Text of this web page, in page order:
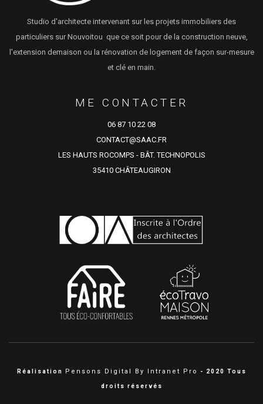
Studio d'architecte intervenant sur les projets immobiliers des
particuliers sur Nouvoitou que ce soit pour de la construction neuve,
l'extension demaison ou la rénovation de logement de façon sur-mesure
et clé en main.
ME CONTACTER
06 87 10 22 08
CONTACT@SAAC.FR
LES HAUTS ROCOMPS - BÂT. TECHNOPOLIS
35410 CHÂTEAUGIRON
Réalisation Pensons Digital By Intranet Pro - 2020 Tous
droits réservés